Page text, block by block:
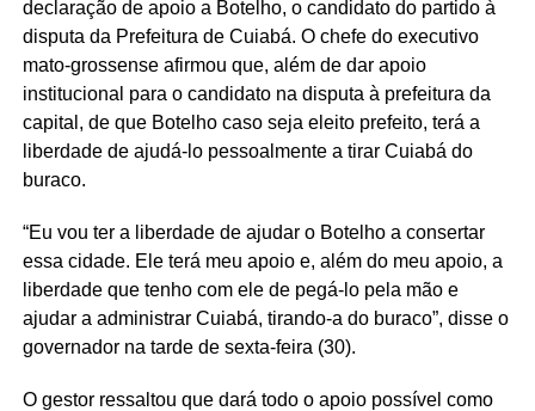
declaração de apoio a Botelho, o candidato do partido à
disputa da Prefeitura de Cuiabá. O chefe do executivo
mato-grossense afirmou que, além de dar apoio
institucional para o candidato na disputa à prefeitura da
capital, de que Botelho caso seja eleito prefeito, terá a
liberdade de ajudá-lo pessoalmente a tirar Cuiabá do
buraco.
“Eu vou ter a liberdade de ajudar o Botelho a consertar
essa cidade. Ele terá meu apoio e, além do meu apoio, a
liberdade que tenho com ele de pegá-lo pela mão e
ajudar a administrar Cuiabá, tirando-a do buraco”, disse o
governador na tarde de sexta-feira (30).
O gestor ressaltou que dará todo o apoio possível como